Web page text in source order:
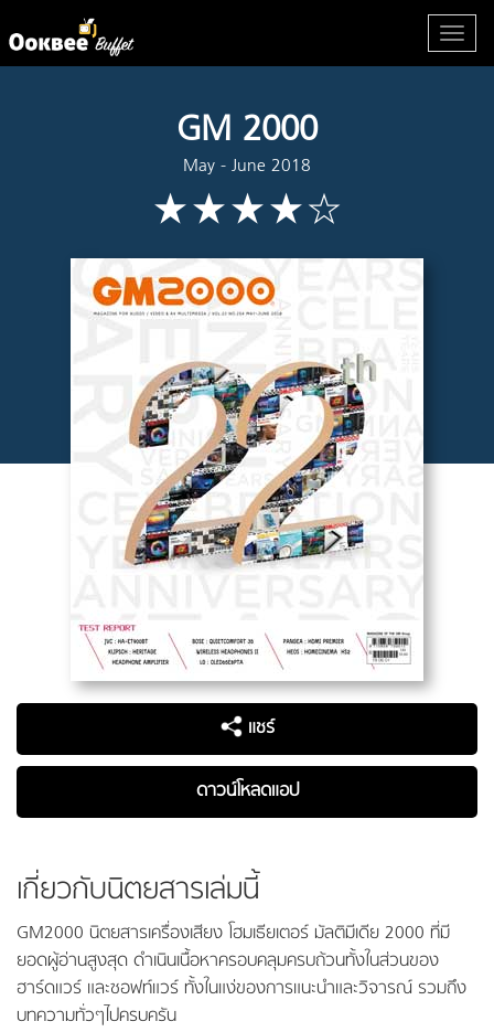
GM 2000
May - June 2018
แชร์
ดาวน์โหลดแอป
เกี่ยวกับนิตยสารเล่มนี้
GM2000 นิตยสารเครื่องเสียง โฮมเธียเตอร์ มัลติมีเดีย 2000 ที่มี
ยอดผู้อ่านสูงสุด ดำเนินเนื้อหาครอบคลุมครบถ้วนทั้งในส่วนของ
ฮาร์ดแวร์ และซอฟท์แวร์ ทั้งในแง่ของการแนะนำและวิจารณ์ รวมถึง
บทความทั่วๆไปครบครัน